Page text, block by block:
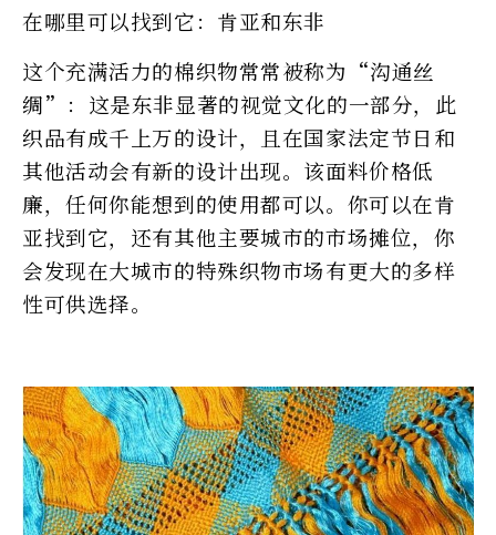
在哪里可以找到它：肯亚和东非
这个充满活力的棉织物常常被称为“沟通丝
绸”：这是东非显著的视觉文化的一部分，此
织品有成千上万的设计，且在国家法定节日和
其他活动会有新的设计出现。该面料价格低
廉，任何你能想到的使用都可以。你可以在肯
亚找到它，还有其他主要城市的市场摊位，你
会发现在大城市的特殊织物市场有更大的多样
性可供选择。